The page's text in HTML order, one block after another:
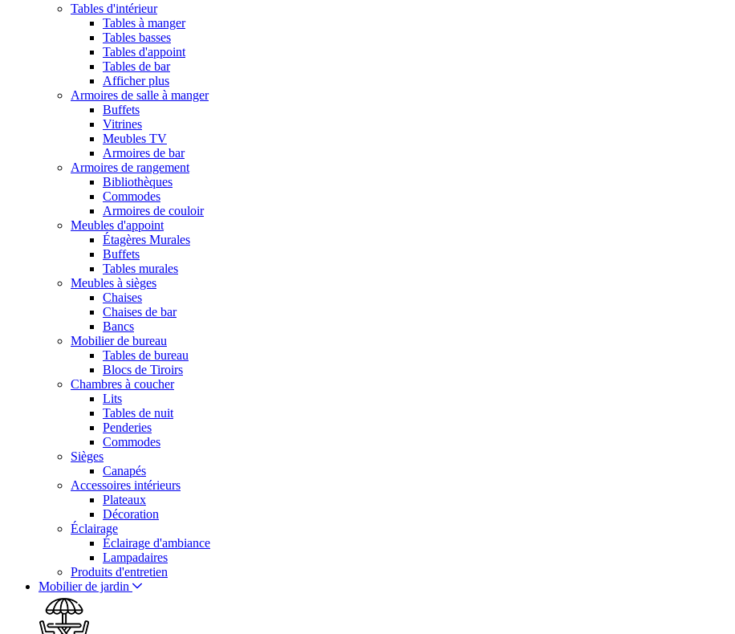
Tables d'intérieur
Tables à manger
Tables basses
Tables d'appoint
Tables de bar
Afficher plus
Armoires de salle à manger
Buffets
Vitrines
Meubles TV
Armoires de bar
Armoires de rangement
Bibliothèques
Commodes
Armoires de couloir
Meubles d'appoint
Étagères Murales
Buffets
Tables murales
Meubles à sièges
Chaises
Chaises de bar
Bancs
Mobilier de bureau
Tables de bureau
Blocs de Tiroirs
Chambres à coucher
Lits
Tables de nuit
Penderies
Commodes
Sièges
Canapés
Accessoires intérieurs
Plateaux
Décoration
Éclairage
Éclairage d'ambiance
Lampadaires
Produits d'entretien
Mobilier de jardin